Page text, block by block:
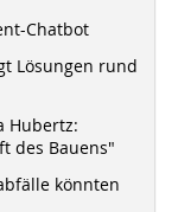
Chatbot
Lösungen rund
Hubertz:
des Bauens"
könnten